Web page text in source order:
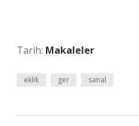
Tarih: Makaleler
eklik ger sanal